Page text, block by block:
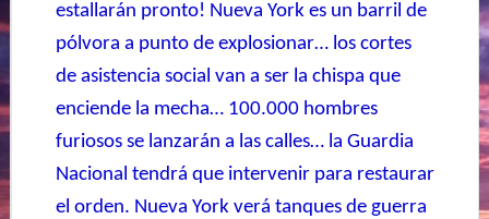
estallarán pronto! Nueva York es un barril de
pólvora a punto de explosionar… los cortes
de asistencia social van a ser la chispa que
enciende la mecha… 100.000 hombres
furiosos se lanzarán a las calles… la Guardia
Nacional tendrá que intervenir para restaurar
el orden. Nueva York verá tanques de guerra